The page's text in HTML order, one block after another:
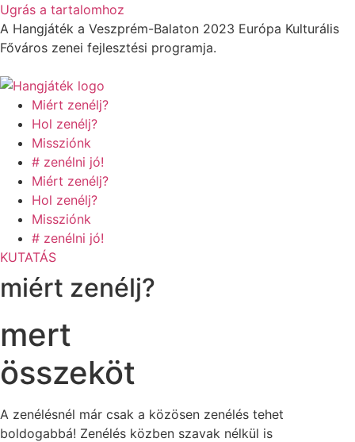
Ugrás a tartalomhoz
A Hangjáték a Veszprém-Balaton 2023 Európa Kulturális
Főváros zenei fejlesztési programja.
Miért zenélj?
Hol zenélj?
Missziónk
# zenélni jó!
Miért zenélj?
Hol zenélj?
Missziónk
# zenélni jó!
KUTATÁS
miért zenélj?
mert
összeköt
A zenélésnél már csak a közösen zenélés tehet
boldogabbá! Zenélés közben szavak nélkül is